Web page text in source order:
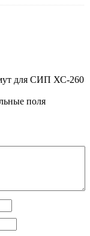
для СИП ХС-260
поля